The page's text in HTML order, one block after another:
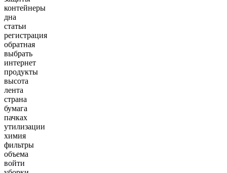
контейнеры
дна
статьи
регистрация
обратная
выбрать
интернет
продукты
высота
лента
страна
бумага
пачках
утилизации
химия
фильтры
объема
войти